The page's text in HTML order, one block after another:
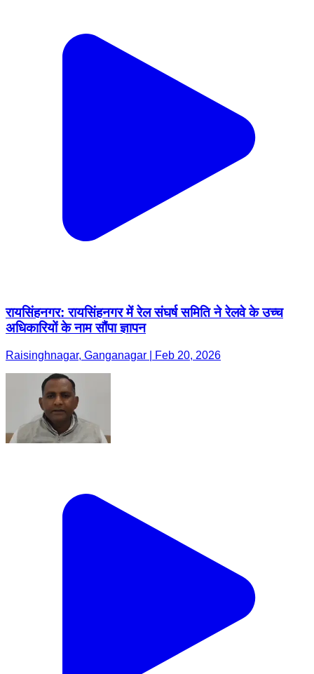
रायसिंहनगर: रायसिंहनगर में रेल संघर्ष समिति ने रेलवे के उच्च
अधिकारियों के नाम सौंपा ज्ञापन
Raisinghnagar, Ganganagar | Feb 20, 2026